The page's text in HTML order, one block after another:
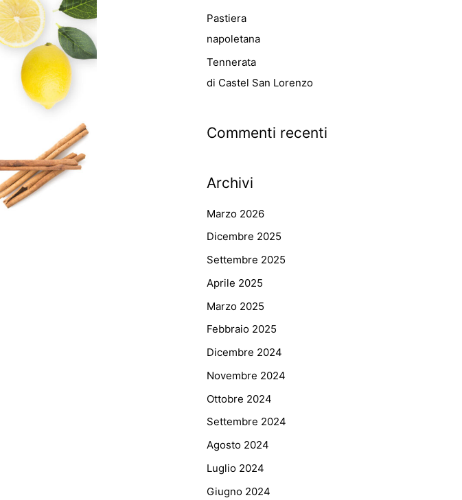
Pastiera
napoletana
Tennerata
di Castel San Lorenzo
Commenti recenti
Archivi
Marzo 2026
Dicembre 2025
Settembre 2025
Aprile 2025
Marzo 2025
Febbraio 2025
Dicembre 2024
Novembre 2024
Ottobre 2024
Settembre 2024
Agosto 2024
Luglio 2024
Giugno 2024